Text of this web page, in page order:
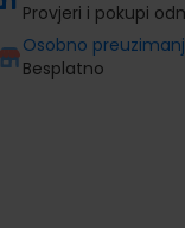
Provjeri i pokupi
Osobno
Besplatno